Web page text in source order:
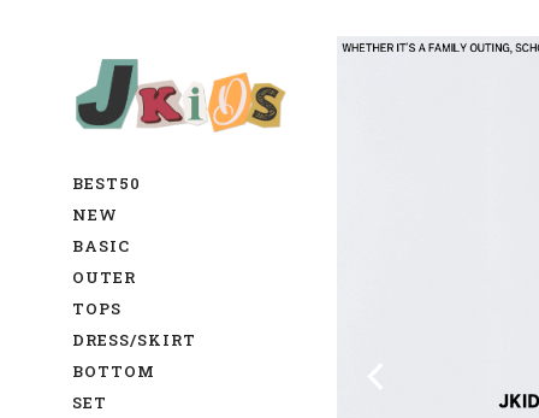
BEST50
NEW
BASIC
OUTER
TOPS
DRESS/SKIRT
BOTTOM
SET